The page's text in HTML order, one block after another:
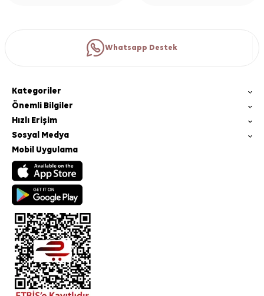
Whatsapp Destek
Kategoriler
Önemli Bilgiler
Hızlı Erişim
Sosyal Medya
Mobil Uygulama